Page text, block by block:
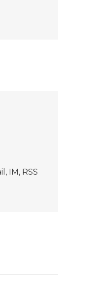
IM, RSS